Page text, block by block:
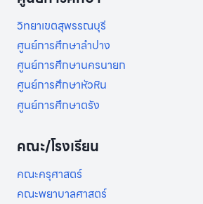
วิทยาเขตสุพรรณบุรี
ศูนย์การศึกษาลำปาง
ศูนย์การศึกษานครนายก
ศูนย์การศึกษาหัวหิน
ศูนย์การศึกษาตรัง
คณะ/โรงเรียน
คณะครุศาสตร์
คณะพยาบาลศาสตร์